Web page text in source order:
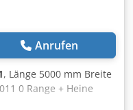
Anrufen
, Länge 5000 mm Breite
0 Range + Heine
Airless-